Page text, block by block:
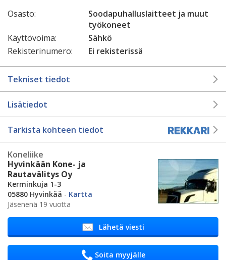
Osasto:
Soodapuhalluslaitteet ja muut
työkoneet
Käyttövoima:
Sähkö
Rekisterinumero:
Ei rekisterissä
Tekniset tiedot
Lisätiedot
Tarkista kohteen tiedot
Koneliike
Hyvinkään Kone- ja
Rautavälitys Oy
Kerminkuja 1-3
05880 Hyvinkää - Kartta
Jäsenenä 19 vuotta
Lähetä viesti
Soita myyjälle